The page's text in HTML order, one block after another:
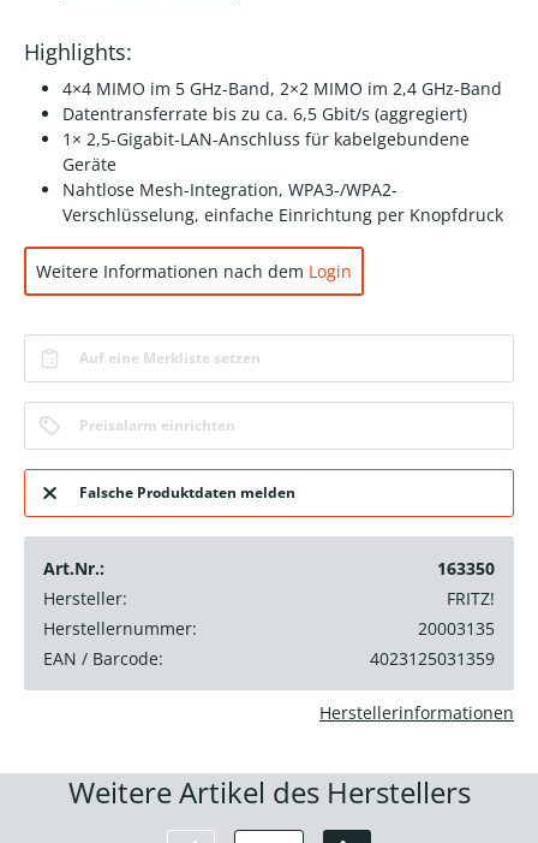
Highlights:
4×4 MIMO im 5 GHz-Band, 2×2 MIMO im 2,4 GHz-Band
Datentransferrate bis zu ca. 6,5 Gbit/s (aggregiert)
1× 2,5-Gigabit-LAN-Anschluss für kabelgebundene
Geräte
Nahtlose Mesh-Integration, WPA3-/WPA2-
Verschlüsselung, einfache Einrichtung per Knopfdruck
Weitere Informationen nach dem Login
Auf eine Merkliste setzen
Preisalarm einrichten
Falsche Produktdaten melden
Art.Nr.:
163350
Hersteller:
FRITZ!
Herstellernummer:
20003135
EAN / Barcode:
4023125031359
Herstellerinformationen
Weitere Artikel des Herstellers